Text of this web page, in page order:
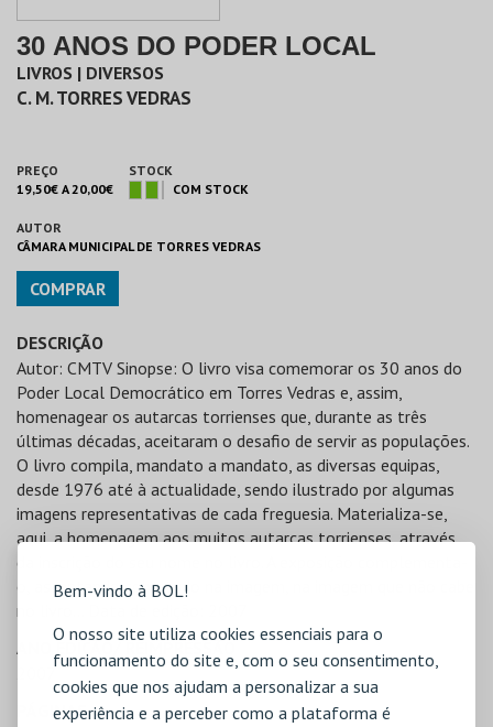
Bem-vindo à BOL!
O nosso site utiliza cookies essenciais para o
funcionamento do site e, com o seu consentimento,
cookies que nos ajudam a personalizar a sua
experiência e a perceber como a plataforma é
30 ANOS DO PODER LOCAL
LIVROS | DIVERSOS
C. M. TORRES VEDRAS
PREÇO
19,50€ A 20,00€
STOCK
COM STOCK
AUTOR
CÂMARA MUNICIPAL DE TORRES VEDRAS
COMPRAR
DESCRIÇÃO
Autor: CMTV Sinopse: O livro visa comemorar os 30 anos do
Poder Local Democrático em Torres Vedras e, assim,
homenagear os autarcas torrienses que, durante as três
últimas décadas, aceitaram o desafio de servir as populações.
O livro compila, mandato a mandato, as diversas equipas,
desde 1976 até à actualidade, sendo ilustrado por algumas
imagens representativas de cada freguesia. Materializa-se,
aqui, a homenagem aos muitos autarcas torrienses, através
da inscrição do seu nome no livro. A exposição complementa-
o, assentando sobretudo na imagem, na imagem que não cabe
no livro… Data de edição: 2007
ANO EDIÇÃO/ REIMPRESSÃO
2007
PÁGINAS